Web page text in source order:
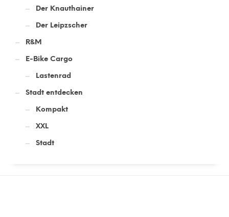
Der Knauthainer
Der Leipzscher
R&M
E-Bike Cargo
Lastenrad
Stadt entdecken
Kompakt
XXL
Stadt